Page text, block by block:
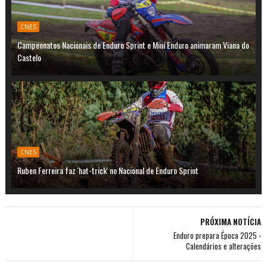
CNES
Campeonatos Nacionais de Enduro Sprint e Mini Enduro animaram Viana do
Castelo
CNES
Ruben Ferreira faz 'hat-trick' no Nacional de Enduro Sprint
PRÓXIMA NOTÍCIA
Enduro prepara Época 2025 -
Calendários e alterações